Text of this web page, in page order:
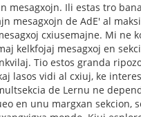
mesagxojn. Ili estas tro
mesagxojn de AdE' al
cxiusemajne. Mi ne
kelkfojaj mesagxoj en
Tio estos granda
lasos vidi al cxiuj, ke
de Lernu ne
en unu margxan sekcion,